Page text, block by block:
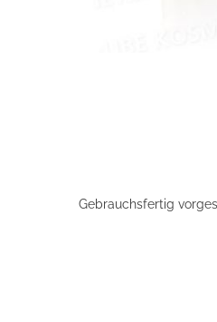
Gebrauchsfertig